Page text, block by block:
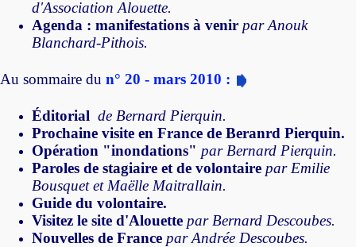
d'Association Alouette.
Agenda : manifestations à venir par Anouk
Blanchard-Pithois.
Au sommaire du n° 20 - mars 2010 :
Éditorial de Bernard Pierquin.
Prochaine visite en France de Beranrd Pierquin.
Opération "inondations" par Bernard Pierquin.
Paroles de stagiaire et de volontaire par Emilie
Bousquet et Maëlle Maitrallain.
Guide du volontaire.
Visitez le site d'Alouette par Bernard Descoubes.
Nouvelles de France par Andrée Descoubes.